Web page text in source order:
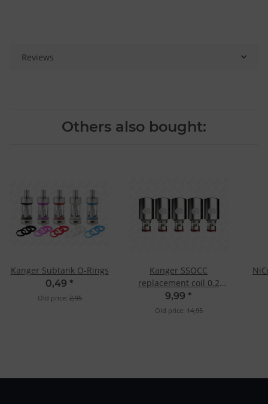
Reviews
Others also bought:
Kanger Subtank O-Rings
0,49 *
Old price: 2,95
Kanger SSOCC
replacement coil 0.2
Ohm SS
9,99 *
Old price: 14,95